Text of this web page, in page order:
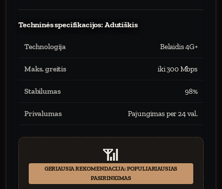
Techninės specifikacijos: Adutiškis
Technologija Belaidis 4G+
Maks. greitis iki 300 Mbps
Stabilumas 98%
Privalumas Pajungimas per 24 val.
📶
GERIAUSIA REKOMENDACIJA: POPULIARIAUSIAS
PASIRINKIMAS